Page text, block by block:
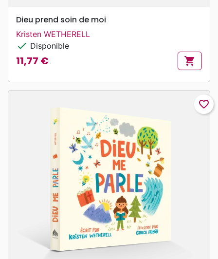
Dieu prend soin de moi
Kristen WETHERELL
check Disponible
Prix
11,77 € shopping_cart
favorite_border